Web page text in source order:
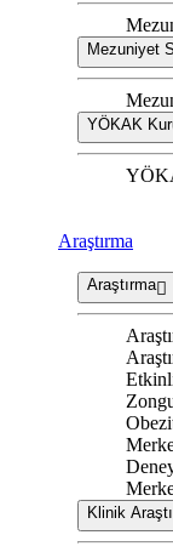
Mezuniyet
YÖKAK
Araştırma
Araştırma
Klinik